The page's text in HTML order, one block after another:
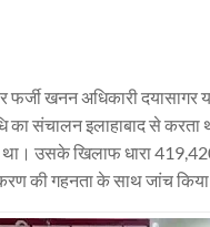
फर्जी खनन अधिकारी
का संचालन इलाहाबाद से
था। उसके खिलाफ धारा
की गहनता के साथ जांच किया